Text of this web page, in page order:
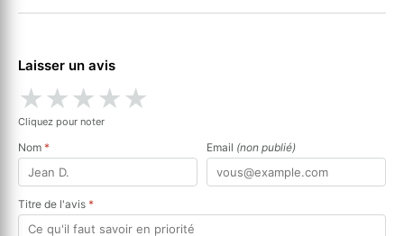
Laisser un avis
★★★★★
Cliquez pour noter
Nom * Email (non publié)
Titre de l'avis *